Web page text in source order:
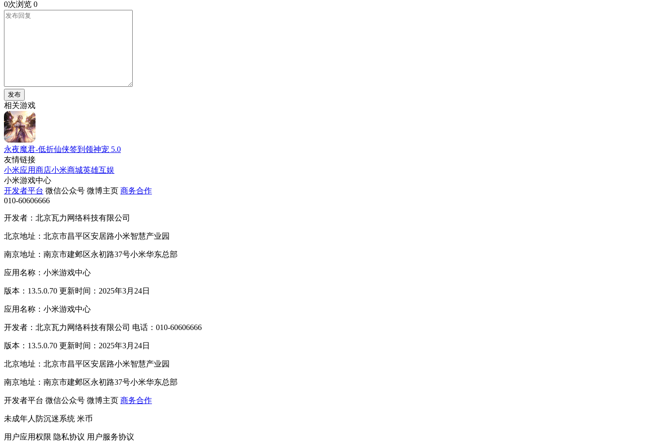
0次浏览 0
发布
相关游戏
永夜魔君-低折仙侠签到领神宠 5.0
友情链接
小米应用商店小米商城英雄互娱
小米游戏中心
开发者平台 微信公众号 微博主页 商务合作
010-60606666
开发者：北京瓦力网络科技有限公司
北京地址：北京市昌平区安居路小米智慧产业园
南京地址：南京市建邺区永初路37号小米华东总部
应用名称：小米游戏中心
版本：13.5.0.70 更新时间：2025年3月24日
应用名称：小米游戏中心
开发者：北京瓦力网络科技有限公司 电话：010-60606666
版本：13.5.0.70 更新时间：2025年3月24日
北京地址：北京市昌平区安居路小米智慧产业园
南京地址：南京市建邺区永初路37号小米华东总部
开发者平台 微信公众号 微博主页 商务合作
未成年人防沉迷系统 米币
用户应用权限 隐私协议 用户服务协议